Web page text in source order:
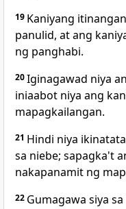
19 Kaniyang
panulid, at ang
ng panghabi.
20Iginagawad niya
iniaabot niya ang
mapagkailangan.
21 Hindi niya
sa niebe; sapagka't
nakapanamit ng
22 Gumagawa siya